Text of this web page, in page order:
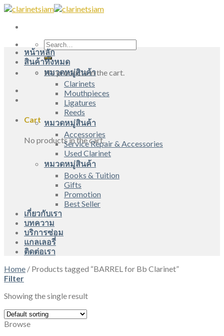
Skip
content
Search
for:
No products in the cart.
Cart
No products in the cart.
หน้าหลัก
สินค้าทั้งหมด
หมวดหมู่สินค้า
Clarinets
Mouthpieces
Ligatures
Reeds
หมวดหมู่สินค้า
Accessories
Service Repair & Accessories
Used Clarinet
หมวดหมู่สินค้า
Books & Tuition
Gifts
Promotion
Best Seller
เกี่ยวกับเรา
บทความ
บริการซ่อม
แกลเลอรี่
ติดต่อเรา
Home / Products tagged “BARREL for Bb Clarinet”
Filter
Showing the single result
Browse